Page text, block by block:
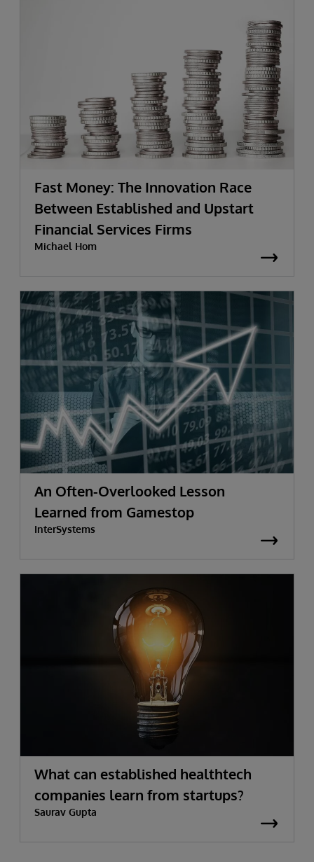
Fast Money: The Innovation Race
Between Established and Upstart
Financial Services Firms
Michael Hom
An Often-Overlooked Lesson
Learned from Gamestop
InterSystems
What can established healthtech
companies learn from startups?
Saurav Gupta